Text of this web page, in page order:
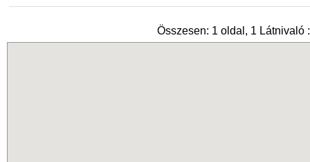
Összesen: 1 oldal, 1 Látnivaló :